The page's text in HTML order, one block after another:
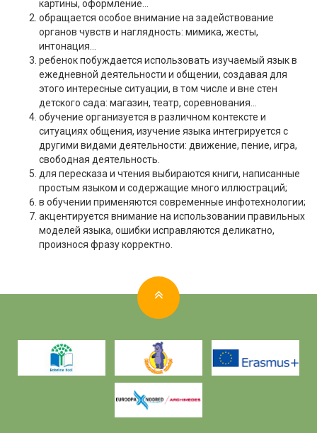
картины, оформление…
обращается особое внимание на задействование
органов чувств и наглядность: мимика, жесты,
интонация…
ребенок побуждается использовать изучаемый язык в
ежедневной деятельности и общении, создавая для
этого интересные ситуации, в том числе и вне стен
детского сада: магазин, театр, соревнования…
обучение организуется в различном контексте и
ситуациях общения, изучение языка интегрируется с
другими видами деятельности: движение, пение, игра,
свободная деятельность.
для пересказа и чтения выбираются книги, написанные
простым языком и содержащие много иллюстраций;
в обучении применяются современные инфотехнологии;
акцентируется внимание на использовании правильных
моделей языка, ошибки исправляются деликатно,
произнося фразу корректно.